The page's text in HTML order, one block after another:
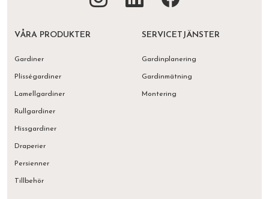
VÅRA PRODUKTER
Gardiner
Plisségardiner
Lamellgardiner
Rullgardiner
Hissgardiner
Draperier
Persienner
Tillbehör
SERVICETJÄNSTER
Gardinplanering
Gardinmätning
Montering